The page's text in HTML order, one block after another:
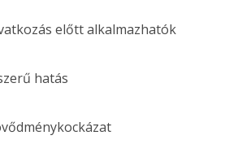
előtt alkalmazhatók
hatás